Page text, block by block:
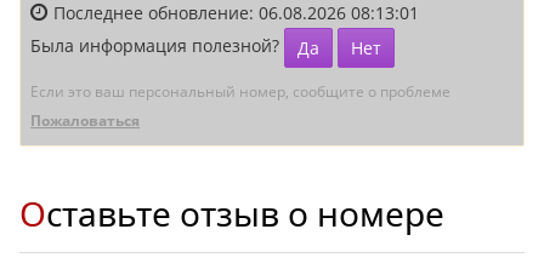
Последнее обновление: 06.08.2026 08:13:01
Была информация полезной?
Да Нет
Если это ваш персональный номер, сообщите о проблеме
Пожаловаться
Оставьте отзыв о номере